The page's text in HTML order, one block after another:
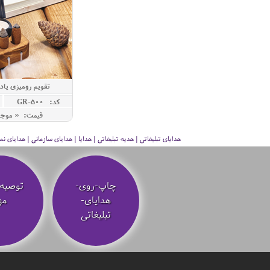
تقویم رومیزی
کد: GR-500
قیمت: «
هدایای تبلیغاتی | هدیه تبلیغاتی | هدایا | هدایای سازمانی |
چاپ-روی-
هدایای-
تبلیغاتی